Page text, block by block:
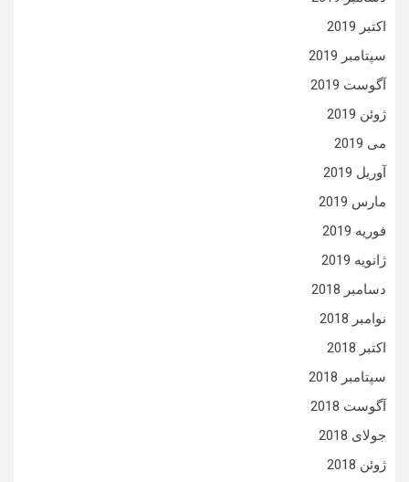
اکتبر 2019
سپتامبر 2019
آگوست 2019
ژوئن 2019
می 2019
آوریل 2019
مارس 2019
فوریه 2019
ژانویه 2019
دسامبر 2018
نوامبر 2018
اکتبر 2018
سپتامبر 2018
آگوست 2018
جولای 2018
ژوئن 2018